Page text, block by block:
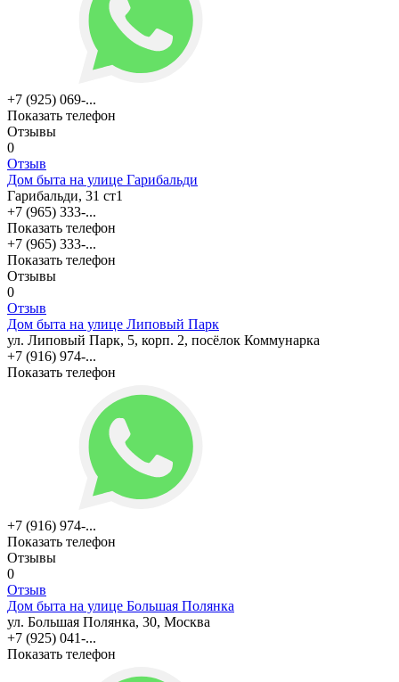
+7 (925) 069-...
Показать телефон
Отзывы
0
Отзыв
Дом быта на улице Гарибальди
Гарибальди, 31 ст1
+7 (965) 333-...
Показать телефон
+7 (965) 333-...
Показать телефон
Отзывы
0
Отзыв
Дом быта на улице Липовый Парк
ул. Липовый Парк, 5, корп. 2, посёлок Коммунарка
+7 (916) 974-...
Показать телефон
+7 (916) 974-...
Показать телефон
Отзывы
0
Отзыв
Дом быта на улице Большая Полянка
ул. Большая Полянка, 30, Москва
+7 (925) 041-...
Показать телефон